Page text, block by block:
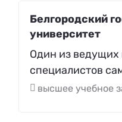
Белгородский
университет
Один из ведущих
специалистов
высшее учебное